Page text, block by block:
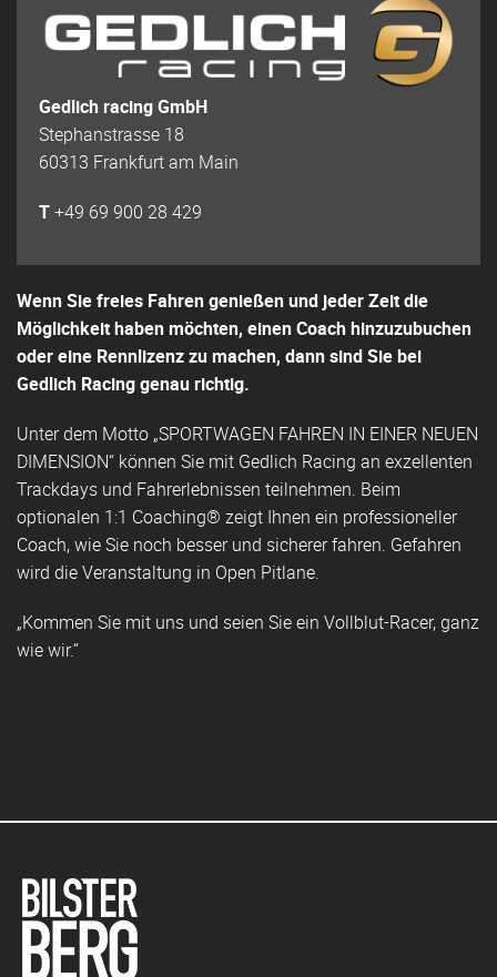
Gedlich racing GmbH
Stephanstrasse 18
60313 Frankfurt am Main
T+49 69 900 28 429
Wenn Sie freies Fahren genießen und jeder Zeit die
Möglichkeit haben möchten, einen Coach hinzuzubuchen
oder eine Rennlizenz zu machen, dann sind Sie bei
Gedlich Racing genau richtig.
Unter dem Motto „SPORTWAGEN FAHREN IN EINER NEUEN
DIMENSION“ können Sie mit Gedlich Racing an exzellenten
Trackdays und Fahrerlebnissen teilnehmen. Beim
optionalen 1:1 Coaching® zeigt Ihnen ein professioneller
Coach, wie Sie noch besser und sicherer fahren. Gefahren
wird die Veranstaltung in Open Pitlane.
„Kommen Sie mit uns und seien Sie ein Vollblut-Racer, ganz
wie wir.“